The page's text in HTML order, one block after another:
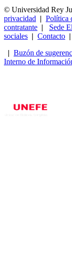
© Universidad Rey
privacidad | Política
contratante | Sede
sociales | Contacto |
| Buzón de
Interno de